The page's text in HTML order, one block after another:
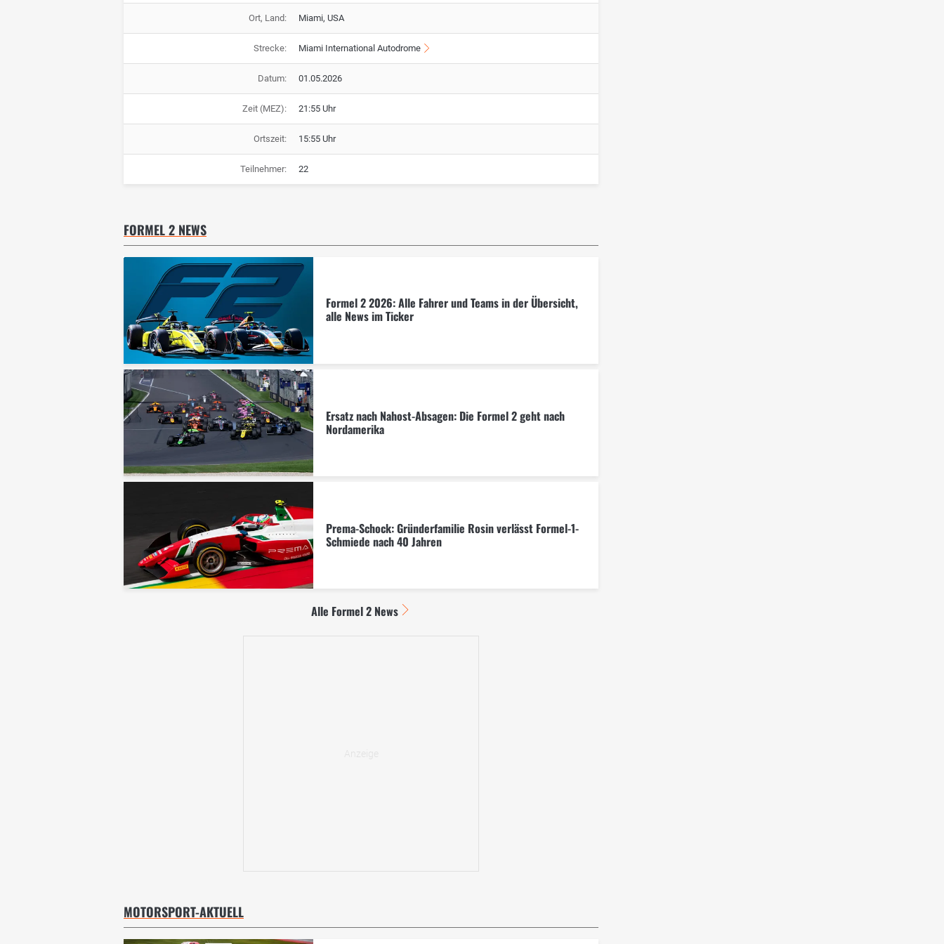
Ort, Land: Miami, USA
Strecke: Miami International Autodrome
Datum: 01.05.2026
Zeit (MEZ): 21:55 Uhr
Ortszeit: 15:55 Uhr
Teilnehmer: 22
FORMEL 2 NEWS
Formel 2 2026: Alle Fahrer und Teams in der Übersicht,
alle News im Ticker
Ersatz nach Nahost-Absagen: Die Formel 2 geht nach
Nordamerika
Prema-Schock: Gründerfamilie Rosin verlässt Formel-1-
Schmiede nach 40 Jahren
Alle Formel 2 News
MOTORSPORT-AKTUELL